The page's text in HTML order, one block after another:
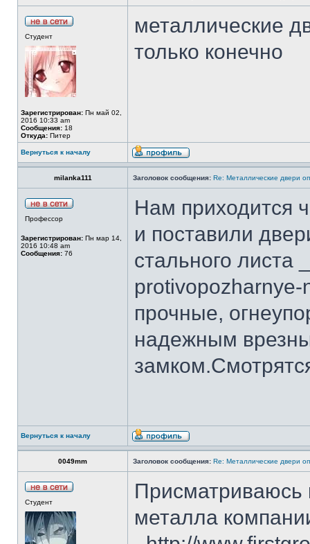
Студент
Зарегистрирован: Пн май 02,
2016 10:33 am
Сообщения: 18
Откуда: Питер
металлические
только конечно
Вернуться к началу
milanka111 Заголовок сообщения: Re: Металлические двери
Профессор
Зарегистрирован: Пн мар 14,
2016 10:48 am
Сообщения: 76
Нам приходится
и поставили
стального листа
прочные,
надежным
Вернуться к началу
0049mm Заголовок сообщения: Re: Металлические двери
Студент
Присматриваюсь
металла